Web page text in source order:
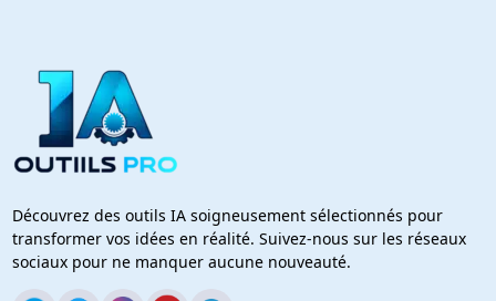
Découvrez des outils IA soigneusement sélectionnés pour
transformer vos idées en réalité. Suivez-nous sur les réseaux
sociaux pour ne manquer aucune nouveauté.